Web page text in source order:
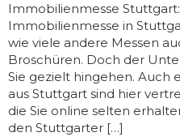
Immobilienmesse
Immobilienmesse in
wie viele andere Messen
Broschüren. Doch der
Sie gezielt hingehen.
aus Stuttgart sind hier
die Sie online selten
den Stuttgarter […]